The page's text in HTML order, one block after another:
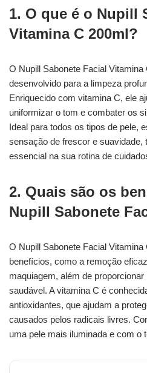
1. O que é o Nupill
Vitamina C 200ml?
O Nupill Sabonete Facial
desenvolvido para a limpeza
Enriquecido com vitamina C, ele
uniformizar o tom e combater os
Ideal para todos os tipos de pele,
sensação de frescor e suavidade,
essencial na sua rotina de
2. Quais são os
Nupill Sabonete
O Nupill Sabonete Facial
benefícios, como a remoção
maquiagem, além de
saudável. A vitamina C é
antioxidantes, que ajudam a
causados pelos radicais livres.
uma pele mais iluminada e com o